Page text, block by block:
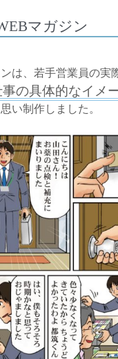
マガジン
は、若手営業員の実
事の具体的なイメ
い制作しました。